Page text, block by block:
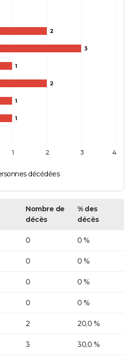
2
3
1
2
1
1
décédées
1 2 3 4
Nombre de
décès
% des
décès
0 0 %
0 0 %
0 0 %
0 0 %
2 20,0 %
3 30,0 %